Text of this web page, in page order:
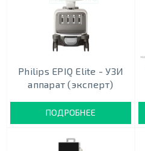
Philips EPIQ Elite - УЗИ
аппарат (эксперт)
ПОДРОБНЕЕ